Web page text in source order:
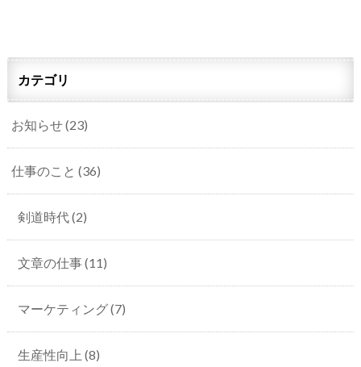
カテゴリ
お知らせ(23)
仕事のこと (36)
剣道時代(2)
文章の仕事(11)
マーケティング(7)
生産性向上 (8)